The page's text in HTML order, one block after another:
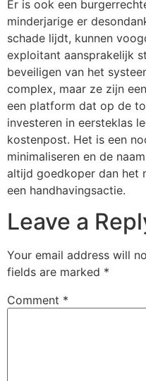
Er is ook een
minderjarige er
schade lijdt, kunnen
exploitant aansprakelijk
beveiligen van het
complex, maar ze zijn
een platform dat op de
investeren in eersteklas
kostenpost. Het is een
minimaliseren en de
altijd goedkoper dan het
een handhavingsactie.
Leave a
Your email address will
fields are marked *
Comment *